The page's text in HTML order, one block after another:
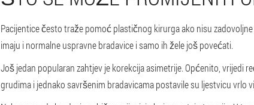
Pacijentice često traže pomoć plastičnog kirurga ako nisu
imaju i normalne uspravne bradavice i samo ih žele još povećati.
Još jedan popularan zahtjev je korekcija asimetrije. Općenito, vrijedi
grudima i jednako savršenim bradavicama postavile su ljestvicu vrlo